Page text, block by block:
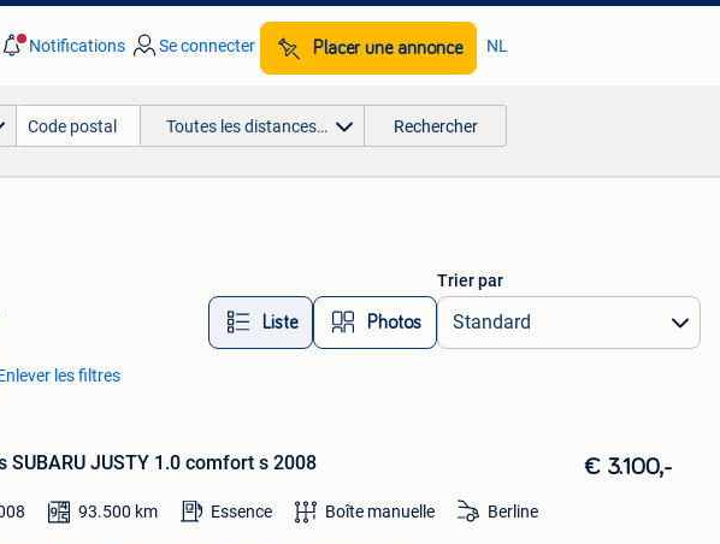
Notifications Se connecter Placer une annonce NL
Toutes les distances… Rechercher
Liste Photos
Trier par
les filtres
SUBARU JUSTY 1.0 comfort s 2008 € 3.100,-
93.500 km Essence Boîte manuelle Berline